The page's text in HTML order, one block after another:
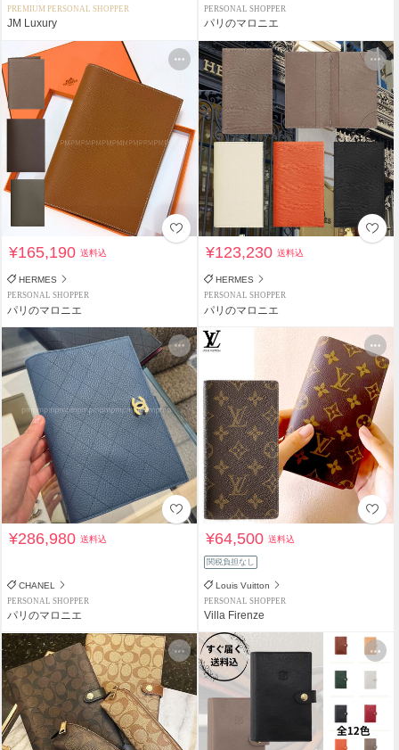
PREMIUM PERSONAL SHOPPER
JM Luxury
PERSONAL SHOPPER
パリのマロニエ
¥165,190送料込
HERMES
PERSONAL SHOPPER
パリのマロニエ
¥123,230送料込
HERMES
PERSONAL SHOPPER
パリのマロニエ
¥286,980送料込
CHANEL
PERSONAL SHOPPER
パリのマロニエ
¥64,500送料込
関税負担なし
Louis Vuitton
PERSONAL SHOPPER
Villa Firenze